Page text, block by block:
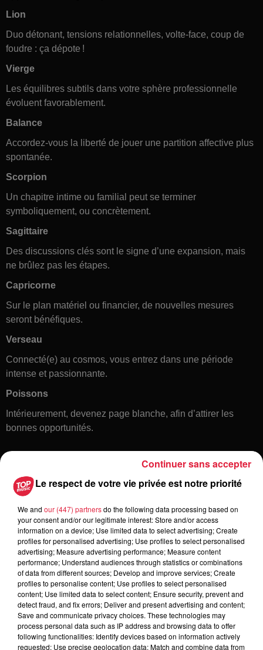
Lion
Duo détonant, tensions relationnelles, volte-face, coup de
foudre : ça dépote !
Vierge
Les équilibres subtils dans votre sphère professionnelle
évoluent favorablement.
Balance
Accordez-vous la liberté de jouer une partition affective plus
spontanée.
Scorpion
Un chapitre intime ou familial peut se terminer
symboliquement, ou concrètement.
Sagittaire
Des discussions clés sont le signe d’une expansion, mais
ne brûlez pas les étapes.
Capricorne
Sur le plan matériel ou financier, de nouvelles mesures
seront bénéfiques.
Verseau
Connecté(e) au cosmos, vous entrez dans une période
intense et passionnante.
Poissons
Intérieurement, devenez page blanche, afin d’attirer les
bonnes opportunités.
Toute l'actu
6 août 2026
À Hoerdt, de l’eau brune sort des
robinets
Le respect de votre vie privée est notre priorité
We and our (447) partnersdo the following data processing based on
your consent and/or our legitimate interest: Store and/or access
information on a device; Use limited data to select advertising; Create
profiles for personalised advertising; Use profiles to select personalised
advertising; Measure advertising performance; Measure content
performance; Understand audiences through statistics or combinations
of data from different sources; Develop and improve services; Create
profiles to personalise content; Use profiles to select personalised
content; Use limited data to select content; Ensure security, prevent and
detect fraud, and fix errors; Deliver and present advertising and content;
Save and communicate privacy choices. These technologies may
process personal data such as IP address and browsing data to offer
following functionalities: Identify devices based on information actively
requested; Use precise geolocation data; Match and combine data from
Continuer sans accepter